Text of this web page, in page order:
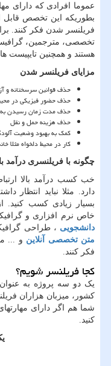
عموما افرادی که دارای
بطوریکه این تخصص قابل
فریلنسر شدن فکر کنند.
تخصصی، مترجمین،
هستند و همچنین تایپیست
مزایای فریلنسر شدن
حذف قوانین سرسختانه و
حذف حضور فیزیکی در محیط
حذف مدت زمان رسیدن به
حذف هزینه حمل و نقل
کمک به بهبود وضعیت
کار در محیط دلخواه مثلا
چگونه با فریلنسری درآمد
خب کسب درآمد بالا
دارد. مثلا نباید انتظار
بسیار زیادی کسب
خاص نرم افزاری و
دانشجویی ، طراحی
متن تخصصی آنلاین و ...
فکر کنند
کجا فریلنسر شویم؟
یک دو سه پروژه به
کشور، میزبان هزاران
شما هم اگر دارای
کنید.